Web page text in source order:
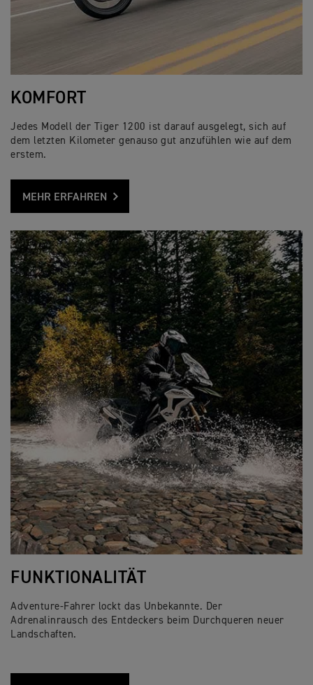
KOMFORT
Jedes Modell der Tiger 1200 ist darauf ausgelegt, sich auf
dem letzten Kilometer genauso gut anzufühlen wie auf dem
erstem.
MEHR ERFAHREN
FUNKTIONALITÄT
Adventure-Fahrer lockt das Unbekannte. Der
Adrenalinrausch des Entdeckers beim Durchqueren neuer
Landschaften.